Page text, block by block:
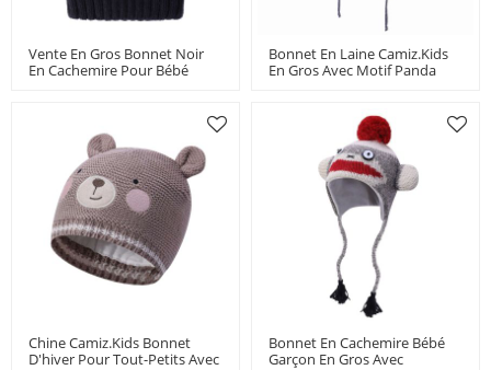
Vente En Gros Bonnet Noir
En Cachemire Pour Bébé
Bonnet En Laine Camiz.kids
En Gros Avec Motif Panda
Chine Camiz.kids Bonnet
D'hiver Pour Tout-Petits Avec
Bonnet En Cachemire Bébé
Garçon En Gros Avec